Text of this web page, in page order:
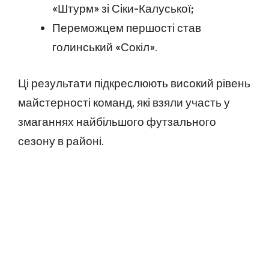
«Штурм» зі Сіки-Калуської;
Переможцем першості став
голинський «Сокіл».
Ці результати підкреслюють високий рівень
майстерності команд, які взяли участь у
змаганнях найбільшого футзального
сезону в районі.